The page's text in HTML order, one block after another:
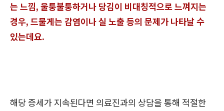
는 느낌, 울퉁불퉁하거나 당김이 비대칭적으로 느껴지는
경우, 드물게는 감염이나 실 노출 등의 문제가 나타날 수
있는데요.
해당 증세가 지속된다면 의료진과의 상담을 통해 적절한